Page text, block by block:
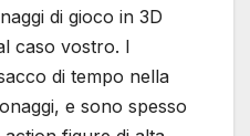
di gioco in 3D
caso vostro. I
di tempo nella
e sono spesso